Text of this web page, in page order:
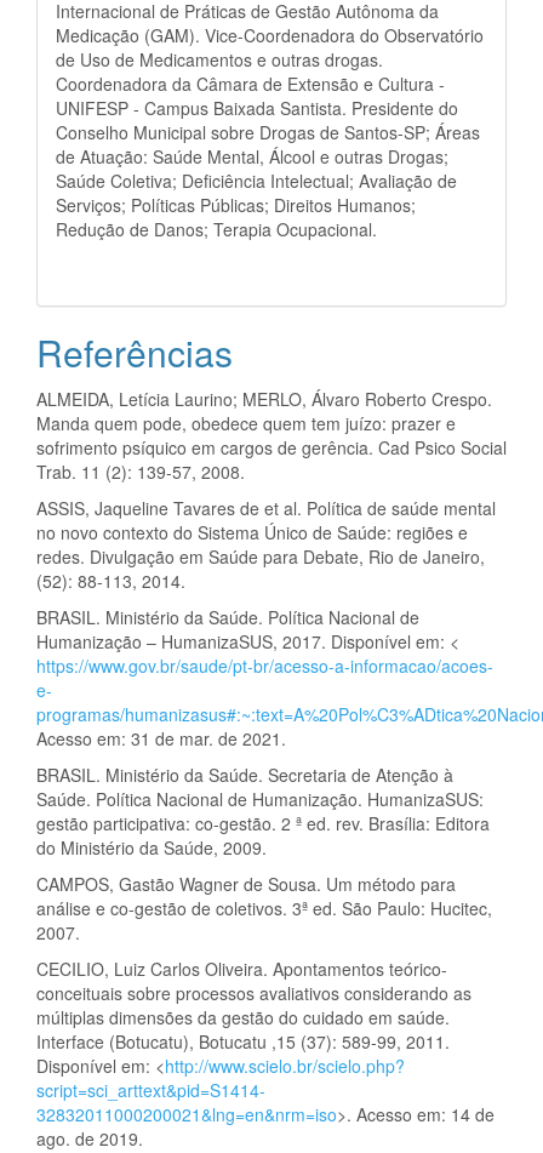
Internacional de Práticas de Gestão Autônoma da
Medicação (GAM). Vice-Coordenadora do Observatório
de Uso de Medicamentos e outras drogas.
Coordenadora da Câmara de Extensão e Cultura -
UNIFESP - Campus Baixada Santista. Presidente do
Conselho Municipal sobre Drogas de Santos-SP; Áreas
de Atuação: Saúde Mental, Álcool e outras Drogas;
Saúde Coletiva; Deficiência Intelectual; Avaliação de
Serviços; Políticas Públicas; Direitos Humanos;
Redução de Danos; Terapia Ocupacional.
Referências
ALMEIDA, Letícia Laurino; MERLO, Álvaro Roberto Crespo.
Manda quem pode, obedece quem tem juízo: prazer e
sofrimento psíquico em cargos de gerência. Cad Psico Social
Trab. 11 (2): 139-57, 2008.
ASSIS, Jaqueline Tavares de et al. Política de saúde mental
no novo contexto do Sistema Único de Saúde: regiões e
redes. Divulgação em Saúde para Debate, Rio de Janeiro,
(52): 88-113, 2014.
BRASIL. Ministério da Saúde. Política Nacional de
Humanização – HumanizaSUS, 2017. Disponível em: <
https://www.gov.br/saude/pt-br/acesso-a-informacao/acoes-
e-
programas/
Acesso em: 31 de mar. de 2021.
BRASIL. Ministério da Saúde. Secretaria de Atenção à
Saúde. Política Nacional de Humanização. HumanizaSUS:
gestão participativa: co-gestão. 2 ª ed. rev. Brasília: Editora
do Ministério da Saúde, 2009.
CAMPOS, Gastão Wagner de Sousa. Um método para
análise e co-gestão de coletivos. 3ª ed. São Paulo: Hucitec,
2007.
CECILIO, Luiz Carlos Oliveira. Apontamentos teórico-
conceituais sobre processos avaliativos considerando as
múltiplas dimensões da gestão do cuidado em saúde.
Interface (Botucatu), Botucatu ,15 (37): 589-99, 2011.
Disponível em: <http://www.scielo.br/scielo.php?
script=sci_arttext&pid=S1414-
32832011000200021&lng=en&nrm=iso>. Acesso em: 14 de
ago. de 2019.